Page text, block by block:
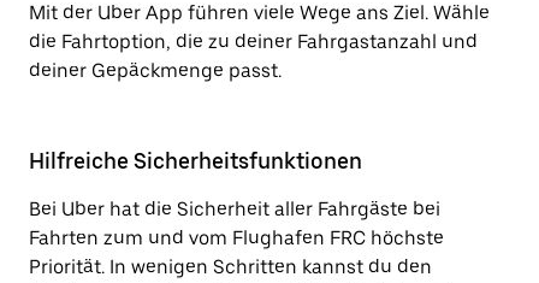
Mit der Uber App führen viele Wege ans Ziel. Wähle
die Fahrtoption, die zu deiner Fahrgastanzahl und
deiner Gepäckmenge passt.
Hilfreiche Sicherheitsfunktionen
Bei Uber hat die Sicherheit aller Fahrgäste bei
Fahrten zum und vom Flughafen FRC höchste
Priorität. In wenigen Schritten kannst du den